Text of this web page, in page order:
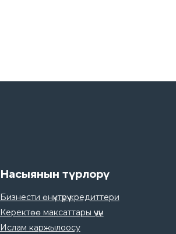
Насыянын түрлорү
Бизнести өнүктүрүү кредиттери
Керектөө максаттары үчүн
Ислам каржылоосу